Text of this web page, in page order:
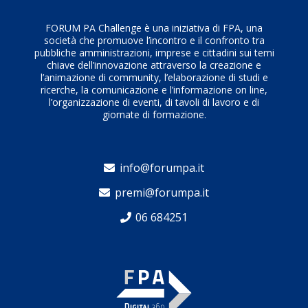
massivo.
Una chiamata automatica (reiterata per fasce orarie
fino a 3 tentativi, in caso di non risposta), comunica
all’assistito l’appuntamento e, in caso di accettazione,
genera una notifica via sms o mail con i dati di
conferma.
Se l’assistito non risponde o rifiuta, il medico è
Grazie ai grafici dinamici integrati al sistema,
abbiamo evidenziato in ogni ASL quali fossero i CAP
stessa analisi è effettuata senza il vincolo di CAP e
strutture, proponendo quindi un risultato
complessivo utile a mantenere tutto sempre sotto
FORUM PA Challenge è una iniziativa di FPA, una
società che promuove l’incontro e il confronto tra
pubbliche amministrazioni, imprese e cittadini sui temi
chiave dell’innovazione attraverso la creazione e
l’animazione di community, l’elaborazione di studi e
ricerche, la comunicazione e l’informazione on line,
l’organizzazione di eventi, di tavoli di lavoro e di
giornate di formazione.
info@forumpa.it
premi@forumpa.it
06 684251